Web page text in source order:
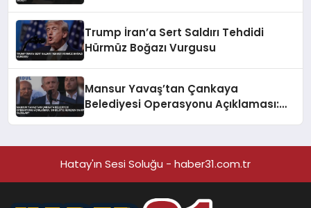
Trump İran’a Sert Saldırı Tehdidi
Hürmüz Boğazı Vurgusu
Mansur Yavaş’tan Çankaya
Belediyesi Operasyonu Açıklaması:
Hatay'ın Sesi Soluğu - haber31.com.tr